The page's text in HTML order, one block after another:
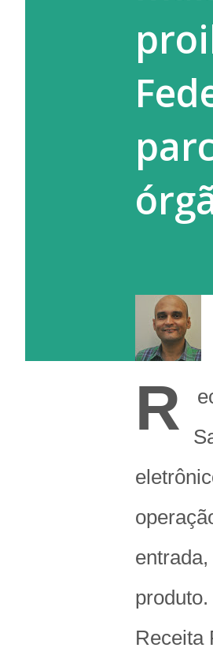
R
Receita